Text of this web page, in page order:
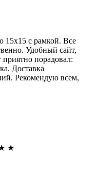
15х15 с рамкой. Все
Удобный сайт,
приятно порадовал:
Доставка
Рекомендую всем,
★